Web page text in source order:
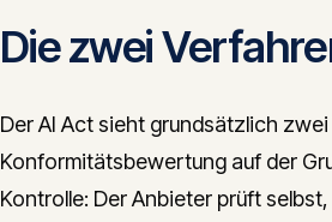
Die zwei
Der AI Act sieht grundsätzlich
Konformitätsbewertung auf der
Kontrolle: Der Anbieter prüft